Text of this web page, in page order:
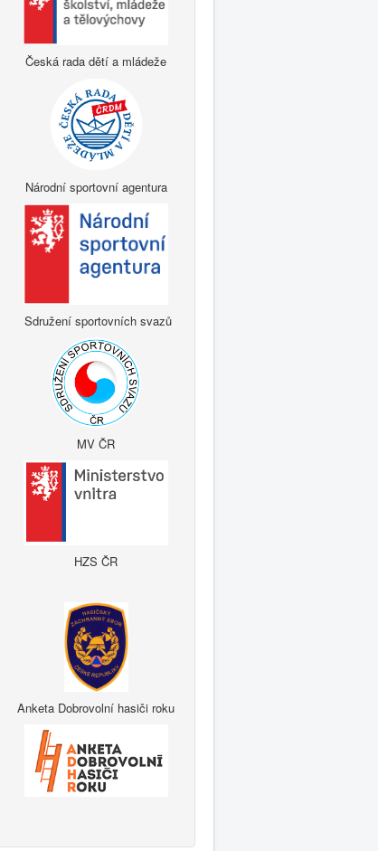
Česká rada dětí a mládeže
Národní sportovní agentura
Sdružení sportovních svazů
MV ČR
HZS ČR
Anketa Dobrovolní hasiči roku